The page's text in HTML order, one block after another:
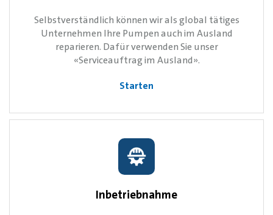
Selbstverständlich können wir als global tätiges
Unternehmen Ihre Pumpen auch im Ausland
reparieren. Dafür verwenden Sie unser
«Serviceauftrag im Ausland».
Starten
Inbetriebnahme